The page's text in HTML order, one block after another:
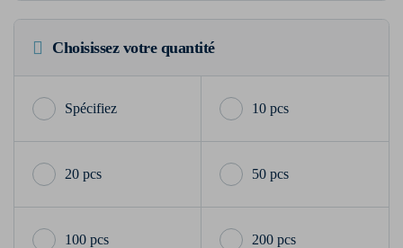
Choisissez votre quantité
10 pcs
20 pcs 50 pcs
100 pcs 200 pcs